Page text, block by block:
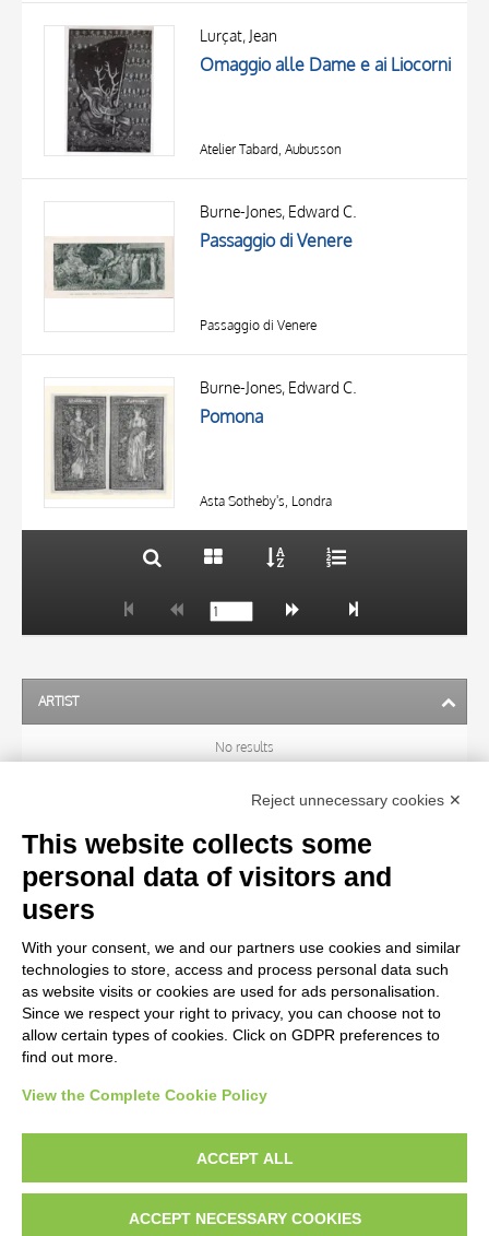
Lurçat, Jean
Omaggio alle Dame e ai Liocorni
Atelier Tabard, Aubusson
Burne-Jones, Edward C.
Passaggio di Venere
Passaggio di Venere
Burne-Jones, Edward C.
Pomona
Asta Sotheby's, Londra
TITLE
AUTHOR
ARTIST
No results
OBJECT
LOCATION
CENTURY
diritto d’autore, legge 22 aprile 1941 n. 633. I diritti degli autori, degli artisti e
dei fotografi che hanno realizzato le opere e le immagini, degli enti e delle
istituzioni che ne sono proprietari, sono riservati. Si vieta quindi la
Reject unnecessary cookies ✕
This website collects some
personal data of visitors and
users
With your consent, we and our partners use cookies and similar
technologies to store, access and process personal data such
as website visits or cookies are used for ads personalisation.
Since we respect your right to privacy, you can choose not to
allow certain types of cookies. Click on GDPR preferences to
find out more.
View the Complete Cookie Policy
ACCEPT ALL
ACCEPT NECESSARY COOKIES